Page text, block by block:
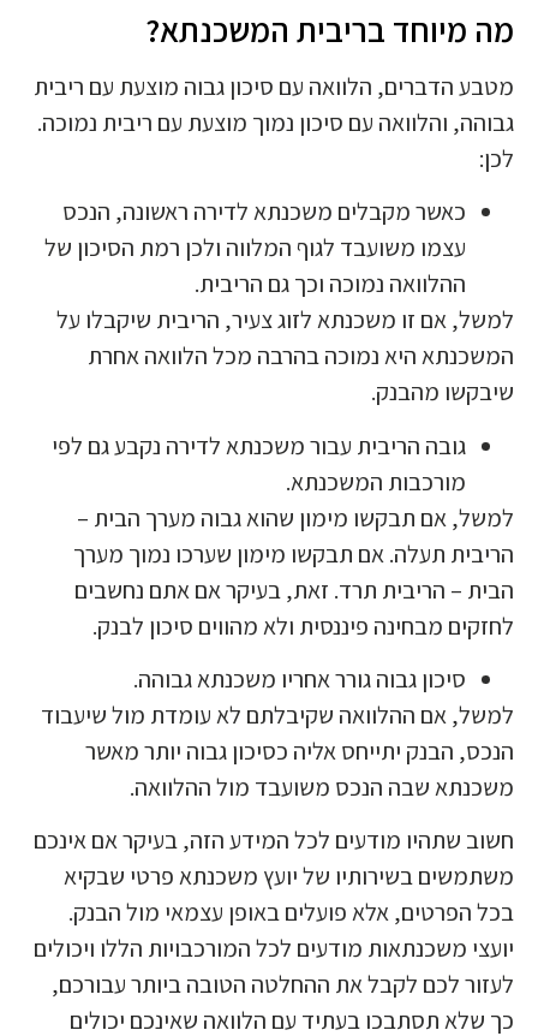
מה מיוחד בריבית המשכנתא?
מטבע הדברים, הלוואה עם סיכון גבוה מוצעת עם ריבית
גבוהה, והלוואה עם סיכון נמוך מוצעת עם ריבית נמוכה.
לכן:
כאשר מקבלים משכנתא לדירה ראשונה, הנכס
עצמו משועבד לגוף המלווה ולכן רמת הסיכון של
ההלוואה נמוכה וכך גם הריבית.
למשל, אם זו משכנתא לזוג צעיר, הריבית שיקבלו על
המשכנתא היא נמוכה בהרבה מכל הלוואה אחרת
שיבקשו מהבנק.
גובה הריבית עבור משכנתא לדירה נקבע גם לפי
מורכבות המשכנתא.
למשל, אם תבקשו מימון שהוא גבוה מערך הבית –
הריבית תעלה. אם תבקשו מימון שערכו נמוך מערך
הבית – הריבית תרד. זאת, בעיקר אם אתם נחשבים
לחזקים מבחינה פיננסית ולא מהווים סיכון לבנק.
סיכון גבוה גורר אחריו משכנתא גבוהה.
למשל, אם ההלוואה שקיבלתם לא עומדת מול שיעבוד
הנכס, הבנק יתייחס אליה כסיכון גבוה יותר מאשר
משכנתא שבה הנכס משועבד מול ההלוואה.
חשוב שתהיו מודעים לכל המידע הזה, בעיקר אם אינכם
משתמשים בשירותיו של יועץ משכנתא פרטי שבקיא
בכל הפרטים, אלא פועלים באופן עצמאי מול הבנק.
יועצי משכנתאות מודעים לכל המורכבויות הללו ויכולים
לעזור לכם לקבל את ההחלטה הטובה ביותר עבורכם,
כך שלא תסתבכו בעתיד עם הלוואה שאינכם יכולים